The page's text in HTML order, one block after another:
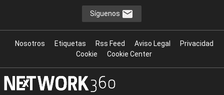
Síguenos
Nosotros Etiquetas Rss Feed Aviso Legal
Privacidad
Cookie
Cookie Center